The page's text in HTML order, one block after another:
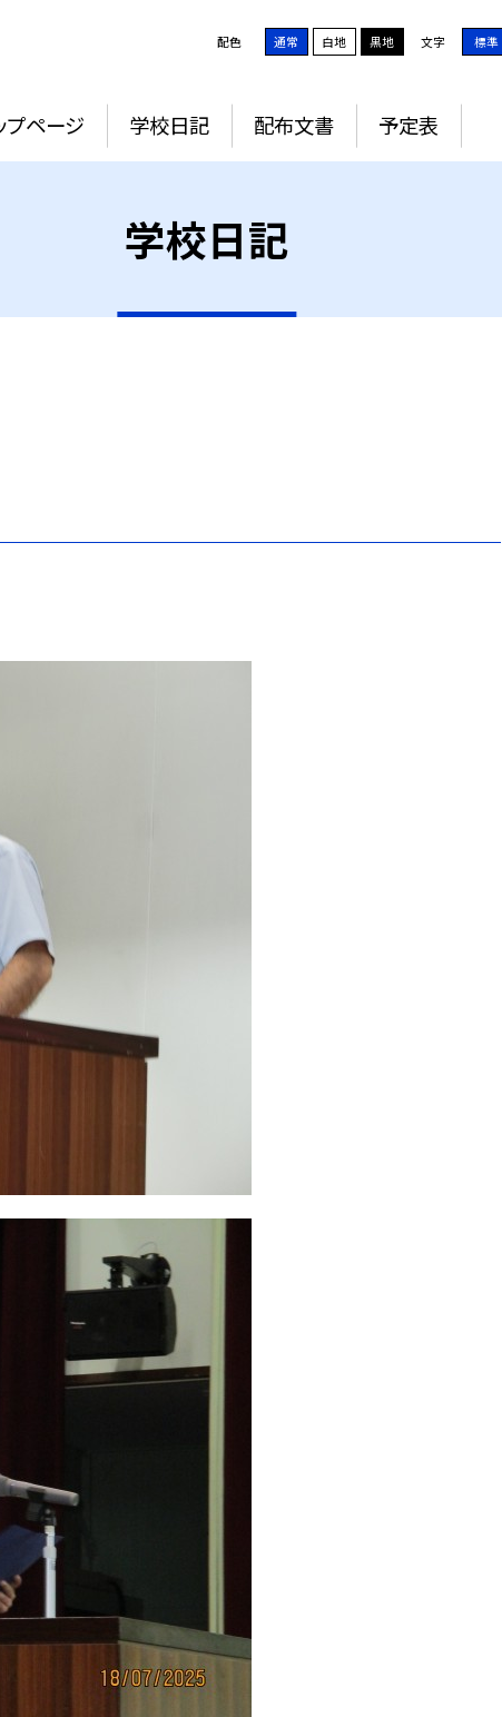
配色 通常 白地 黒地 文字 標準
プページ 学校日記 配布文書 予定表
学校日記